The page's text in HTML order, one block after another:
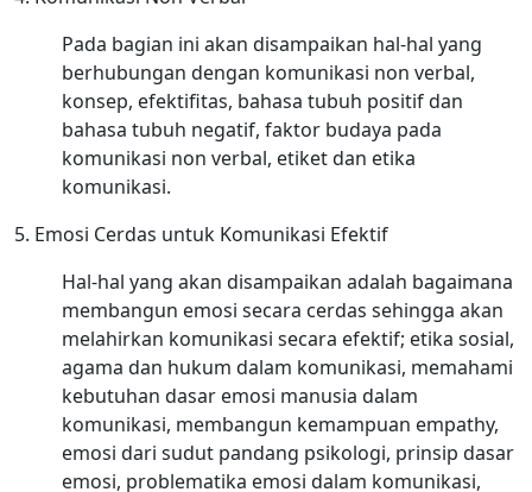
Pada bagian ini akan disampaikan hal-hal yang
berhubungan dengan komunikasi non verbal,
konsep, efektifitas, bahasa tubuh positif dan
bahasa tubuh negatif, faktor budaya pada
komunikasi non verbal, etiket dan etika
komunikasi.
5. Emosi Cerdas untuk Komunikasi Efektif
Hal-hal yang akan disampaikan adalah bagaimana
membangun emosi secara cerdas sehingga akan
melahirkan komunikasi secara efektif; etika sosial,
agama dan hukum dalam komunikasi, memahami
kebutuhan dasar emosi manusia dalam
komunikasi, membangun kemampuan empathy,
emosi dari sudut pandang psikologi, prinsip dasar
emosi, problematika emosi dalam komunikasi,